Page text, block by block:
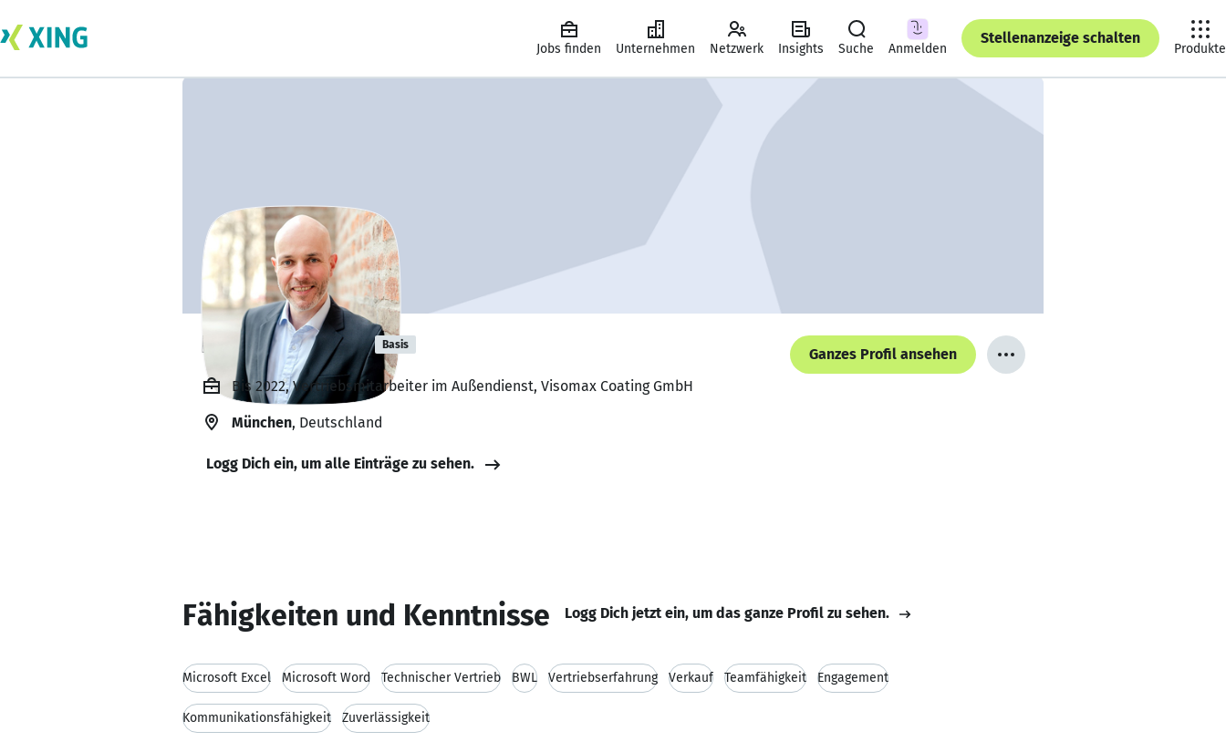
Jobs finden Unternehmen Netzwerk Insights Suche Anmelden
Stellenanzeige schalten
Produkte
Harry Schwarz Basis
Ganzes Profil ansehen
Bis 2022, Vertriebsmitarbeiter im Außendienst, Visomax Coating GmbH
München, Deutschland
Logg Dich ein, um alle Einträge zu sehen.
Fähigkeiten und Kenntnisse Logg Dich jetzt ein, um das ganze Profil zu sehen.
Microsoft Excel Microsoft Word Technischer Vertrieb BWL Vertriebserfahrung Verkauf Teamfähigkeit Engagement
Kommunikationsfähigkeit Zuverlässigkeit